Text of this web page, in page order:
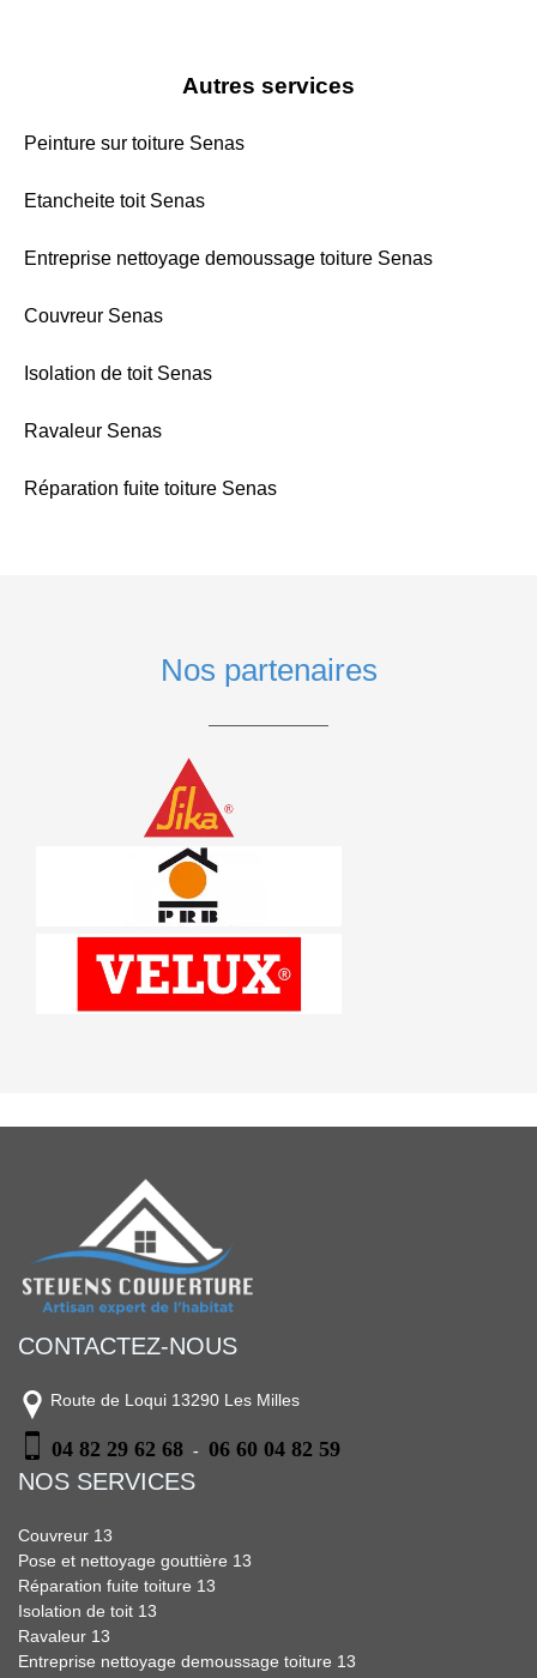
Autres services
Peinture sur toiture Senas
Etancheite toit Senas
Entreprise nettoyage demoussage toiture Senas
Couvreur Senas
Isolation de toit Senas
Ravaleur Senas
Réparation fuite toiture Senas
Nos partenaires
CONTACTEZ-NOUS
Route de Loqui 13290 Les Milles
04 82 29 62 68 - 06 60 04 82 59
NOS SERVICES
Couvreur 13
Pose et nettoyage gouttière 13
Réparation fuite toiture 13
Isolation de toit 13
Ravaleur 13
Entreprise nettoyage demoussage toiture 13